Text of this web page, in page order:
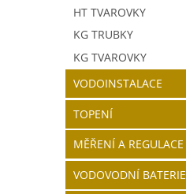
HT TVAROVKY
KG TRUBKY
KG TVAROVKY
VODOINSTALACE
TOPENÍ
MĚŘENÍ A REGULACE
VODOVODNÍ BATERIE